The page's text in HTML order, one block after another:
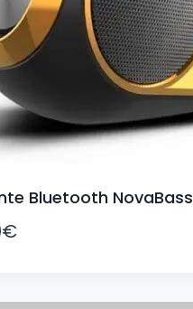
Bluetooth NovaBass
€